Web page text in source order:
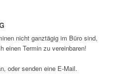
nicht ganztägig im Büro sind,
einen Termin zu vereinbaren!
oder senden eine E-Mail.